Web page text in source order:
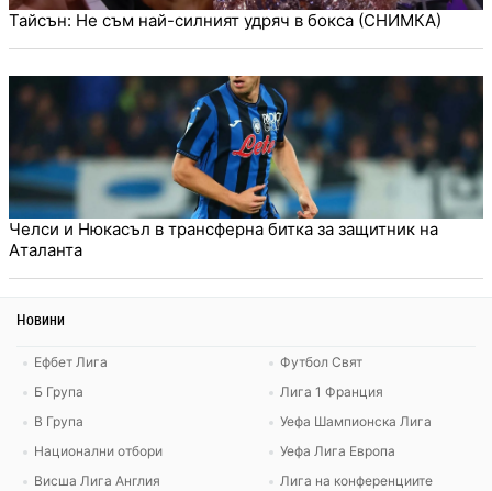
Тайсън: Не съм най-силният удряч в бокса (СНИМКА)
Челси и Нюкасъл в трансферна битка за защитник на
Аталанта
Новини
Ефбет Лига
Б Група
В Група
Национални отбори
Висша Лига Англия
Футбол Свят
Лига 1 Франция
Уефа Шампионска Лига
Уефа Лига Европа
Лига на конференциите